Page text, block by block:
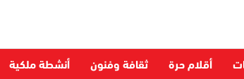
أقلام حرة ثقافة وفنون أنشطة ملكية